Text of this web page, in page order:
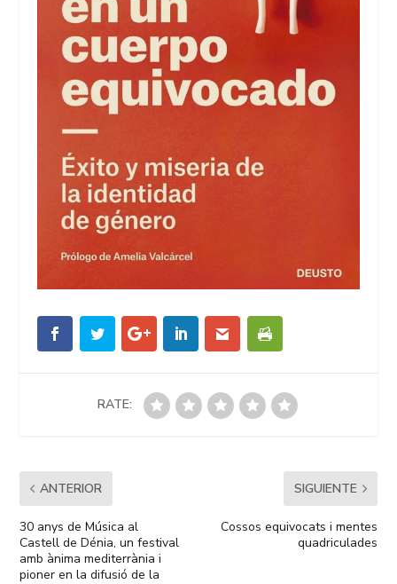
RATE:
ANTERIOR
30 anys de Música al
Castell de Dénia, un festival
amb ànima mediterrània i
pioner en la difusió de la
SIGUIENTE
Cossos equivocats i mentes
quadriculades